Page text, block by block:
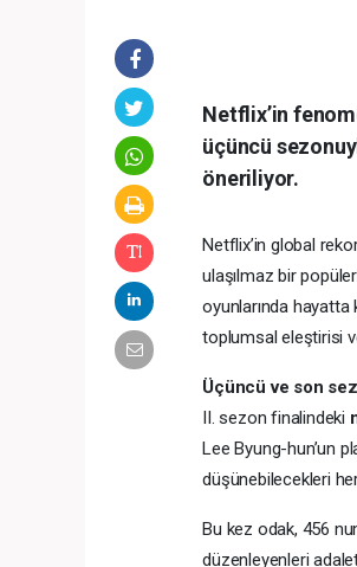
Netflix’in
üçüncü
öneriliyor.
Netflix’in global
ulaşılmaz bir
oyunlarında hayatta
toplumsal eleştirisi
Üçüncü ve son
II. sezon finalindeki
Lee Byung-hun’un
düşünebilecekleri her
Bu kez odak, 456
düzenleyenleri